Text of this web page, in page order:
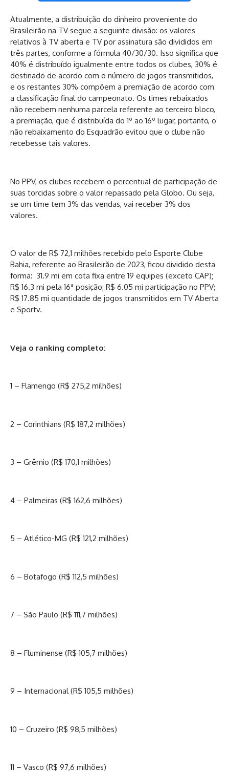
Atualmente, a distribuição do dinheiro proveniente do
Brasileirão na TV segue a seguinte divisão: os valores
relativos à TV aberta e TV por assinatura são divididos em
três partes, conforme a fórmula 40/30/30. Isso significa que
40% é distribuído igualmente entre todos os clubes, 30% é
destinado de acordo com o número de jogos transmitidos,
e os restantes 30% compõem a premiação de acordo com
a classificação final do campeonato. Os times rebaixados
não recebem nenhuma parcela referente ao terceiro bloco,
a premiação, que é distribuída do 1º ao 16º lugar, portanto, o
não rebaixamento do Esquadrão evitou que o clube não
recebesse tais valores.
No PPV, os clubes recebem o percentual de participação de
suas torcidas sobre o valor repassado pela Globo. Ou seja,
se um time tem 3% das vendas, vai receber 3% dos
valores.
O valor de R$ 72,1 milhões recebido pelo Esporte Clube
Bahia, referente ao Brasileirão de 2023, ficou dividido desta
forma: 31.9 mi em cota fixa entre 19 equipes (exceto CAP);
R$ 16.3 mi pela 16ª posição; R$ 6.05 mi participação no PPV;
R$ 17.85 mi quantidade de jogos transmitidos em TV Aberta
e Sportv.
Veja o ranking completo:
1 – Flamengo (R$ 275,2 milhões)
2 – Corinthians (R$ 187,2 milhões)
3 – Grêmio (R$ 170,1 milhões)
4 – Palmeiras (R$ 162,6 milhões)
5 – Atlético-MG (R$ 121,2 milhões)
6 – Botafogo (R$ 112,5 milhões)
7 – São Paulo (R$ 111,7 milhões)
8 – Fluminense (R$ 105,7 milhões)
9 – Internacional (R$ 105,5 milhões)
10 – Cruzeiro (R$ 98,5 milhões)
11 – Vasco (R$ 97,6 milhões)